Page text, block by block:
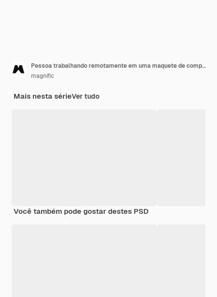
Pessoa trabalhando remotamente em uma maquete de computador
magnific
Mais nesta sérieVer tudo
Você também pode gostar destes PSD